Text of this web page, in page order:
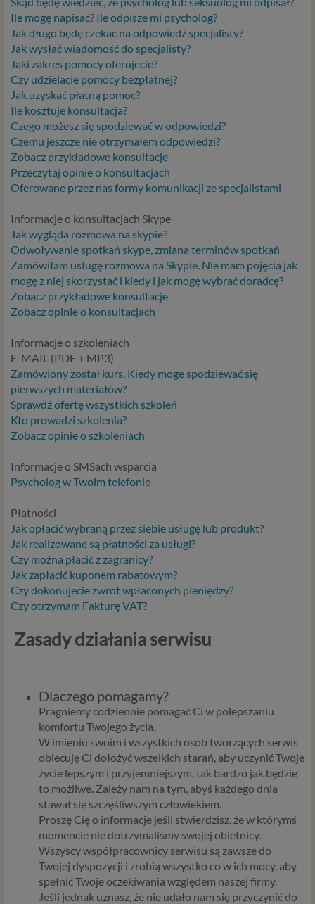
Ile mogę napisać? Ile odpisze mi psycholog?
Jak długo będę czekać na odpowiedź specjalisty?
Jak wysłać wiadomość do specjalisty?
Jaki zakres pomocy oferujecie?
Czy udzielacie pomocy bezpłatnej?
Jak uzyskać płatną pomoc?
Ile kosztuje konsultacja?
Czego możesz się spodziewać w odpowiedzi?
Czemu jeszcze nie otrzymałem odpowiedzi?
Zobacz przykładowe konsultacje
Przeczytaj opinie o konsultacjach
Oferowane przez nas formy komunikacji ze specjalistami
Informacje o konsultacjach Skype
Jak wygląda rozmowa na skypie?
Odwoływanie spotkań skype, zmiana terminów spotkań
Zamówiłam usługę rozmowa na Skypie. Nie mam pojęcia jak
mogę z niej skorzystać i kiedy i jak mogę wybrać doradcę?
Zobacz przykładowe konsultacje
Zobacz opinie o konsultacjach
Informacje o szkoleniach
E-MAIL (PDF + MP3)
Zamówiony został kurs. Kiedy moge spodziewać się
pierwszych materiałów?
Sprawdź ofertę wszystkich szkoleń
Kto prowadzi szkolenia?
Zobacz opinie o szkoleniach
Informacje o SMSach wsparcia
Psycholog w Twoim telefonie
Płatności
Jak opłacić wybraną przez siebie usługę lub produkt?
Jak realizowane są płatności za usługi?
Czy można płacić z zagranicy?
Jak zapłacić kuponem rabatowym?
Czy dokonujecie zwrot wpłaconych pieniędzy?
Czy otrzymam Fakturę VAT?
Zasady działania serwisu
Dlaczego pomagamy?
Pragniemy codziennie pomagać Ci w polepszaniu
komfortu Twojego życia.
W imieniu swoim i wszystkich osób tworzących serwis
obiecuję Ci dołożyć wszelkich starań, aby uczynić Twoje
życie lepszym i przyjemniejszym, tak bardzo jak będzie
to możliwe. Zależy nam na tym, abyś każdego dnia
stawał się szczęśliwszym człowiekiem.
Proszę Cię o informacje jeśli stwierdzisz, że w którymś
momencie nie dotrzymaliśmy swojej obietnicy.
Wszyscy współpracownicy serwisu są zawsze do
Twojej dyspozycji i zrobią wszystko co w ich mocy, aby
spełnić Twoje oczekiwania względem naszej firmy.
Jeśli jednak uznasz, że nie udało nam się przyczynić do